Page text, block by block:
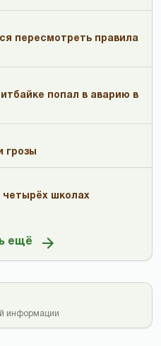
пересмотреть правила
попал в аварию в
грозы
школах
ещё
информации